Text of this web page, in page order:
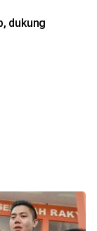
dukung